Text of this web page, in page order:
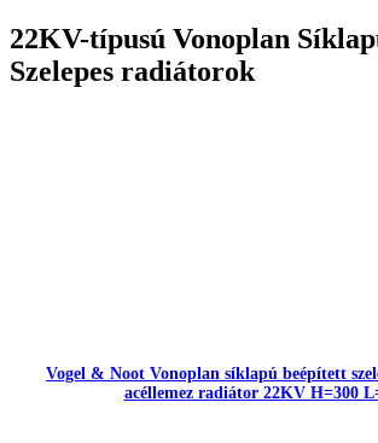
22KV-típusú Vonoplan
Szelepes radiátorok
Vogel & Noot Vonoplan síklapú beépített
acéllemez radiátor 22KV H=300